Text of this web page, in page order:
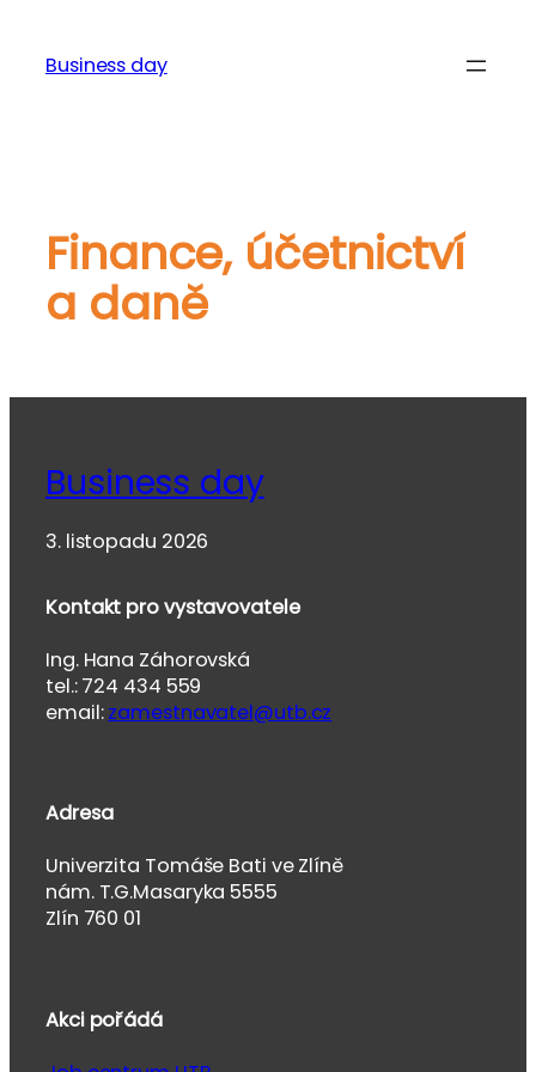
obsahBusiness day
Finance, účetnictví
a daně
Business day
3. listopadu 2026
Kontakt pro vystavovatele
Ing. Hana Záhorovská
tel.: 724 434 559
email:zamestnavatel@utb.cz
Adresa
Univerzita Tomáše Bati ve Zlíně
nám. T.G.Masaryka 5555
Zlín 760 01
Akci pořádá